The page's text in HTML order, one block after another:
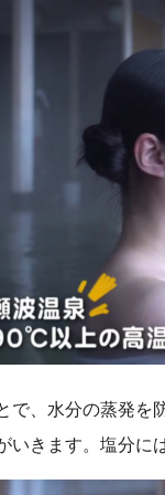
で、水分の蒸発
いきます。塩分に